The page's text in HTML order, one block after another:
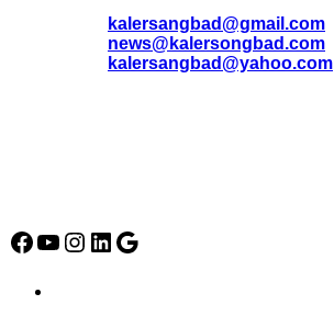
kalersangbad@gmail.com
news@kalersongbad.com
kalersangbad@yahoo.com
Facebook
YouTube
Instagram
LinkedIn
Google